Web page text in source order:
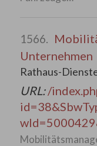
1566.
Unternehmen
Rathaus-
URL:/